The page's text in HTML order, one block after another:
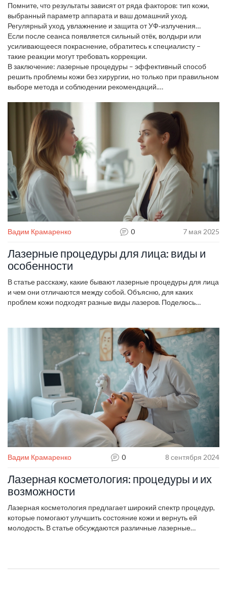
Помните, что результаты зависят от ряда факторов: тип кожи,
выбранный параметр аппарата и ваш домашний уход.
Регулярный уход, увлажнение и защита от УФ‑излучения
продлят эффект в разы.
Если после сеанса появляется сильный отёк, волдыри или
усиливающееся покраснение, обратитесь к специалисту –
такие реакции могут требовать коррекции.
В заключение: лазерные процедуры – эффективный способ
решить проблемы кожи без хирургии, но только при правильном
выборе метода и соблюдении рекомендаций.
Вадим Крамаренко 0 7 мая 2025
Лазерные процедуры для лица: виды и
особенности
В статье расскажу, какие бывают лазерные процедуры для лица
и чем они отличаются между собой. Объясню, для каких
проблем кожи подходят разные виды лазеров. Поделюсь
о лазерной косметологии. Материал поможет понять, чего
ждать от лазера и как выжать из процедуры максимум.
Вадим Крамаренко 0 8 сентября 2024
Лазерная косметология: процедуры и их
возможности
Лазерная косметология предлагает широкий спектр процедур,
которые помогают улучшить состояние кожи и вернуть ей
молодость. В статье обсуждаются различные лазерные
Приведены интересные факты о том, как правильно готовиться